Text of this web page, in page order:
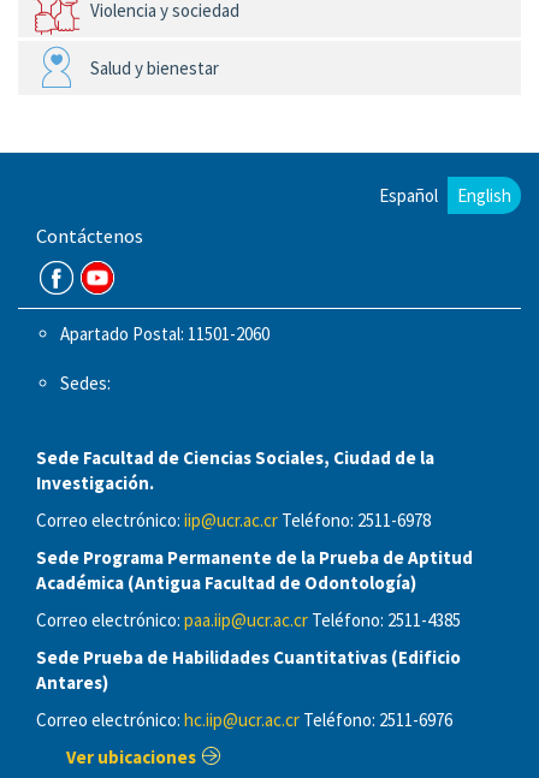
Violencia y sociedad
Salud y bienestar
Español English
Contáctenos
Apartado Postal: 11501-2060
Sedes:
Sede Facultad de Ciencias Sociales, Ciudad de la
Investigación.
Correo electrónico: iip@ucr.ac.cr Teléfono: 2511-6978
Sede Programa Permanente de la Prueba de Aptitud
Académica (Antigua Facultad de Odontología)
Correo electrónico: paa.iip@ucr.ac.cr Teléfono: 2511-4385
Sede Prueba de Habilidades Cuantitativas (Edificio
Antares)
Correo electrónico: hc.iip@ucr.ac.cr Teléfono: 2511-6976
Ver ubicaciones